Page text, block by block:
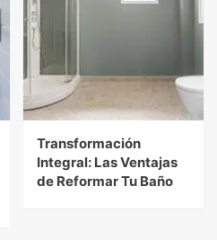
Transformación
Integral: Las Ventajas
de Reformar Tu Baño